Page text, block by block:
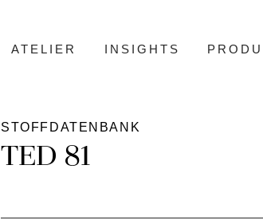
ATELIER INSIGHTS
STOFFDATENBANK
TED 81